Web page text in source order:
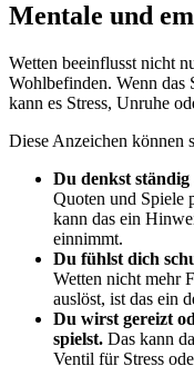
Mentale und
Wetten beeinflusst nicht
Wohlbefinden. Wenn
kann es Stress, Unruhe
Diese Anzeichen können
Du denkst ständig
Quoten und Spiele
kann das ein
einnimmt.
Du fühlst dich
Wetten nicht mehr
auslöst, ist das ein
Du wirst gereizt
spielst. Das kann
Ventil für Stress